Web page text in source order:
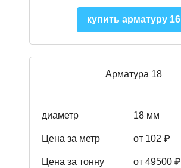
купить арматуру 16
Арматура 18
диаметр 18 мм
Цена за метр от 102 ₽
Цена за тонну от 49500 ₽